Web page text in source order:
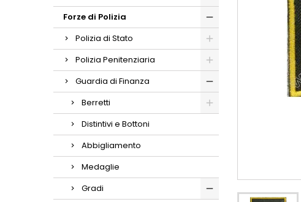
Forze di Polizia
Polizia di Stato
Polizia Penitenziaria
Guardia di Finanza
Berretti
Distintivi e Bottoni
Abbigliamento
Medaglie
Gradi